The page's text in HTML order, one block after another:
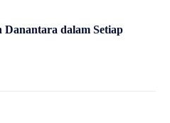
dalam Setiap